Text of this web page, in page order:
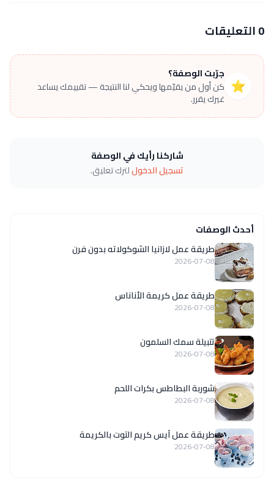
0 التعليقات
⭐
جرّبت الوصفة؟
كن أول من يقيّمها ويحكي لنا النتيجة — تقييمك يساعد
غيرك يقرر.
شاركنا رأيك في الوصفة
تسجيل الدخوللترك تعليق.
أحدث الوصفات
طريقة عمل لازانيا الشوكولاته بدون فرن
2026-07-08
طريقة عمل كريمة الأناناس
2026-07-08
تتبيلة سمك السلمون
2026-07-08
شوربة البطاطس بكرات اللحم
2026-07-08
طريقة عمل آيس كريم التوت بالكريمة
2026-07-08